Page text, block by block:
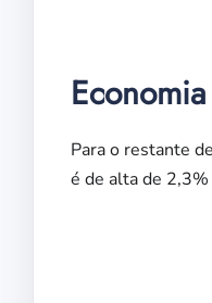
Para o restante
é de alta de